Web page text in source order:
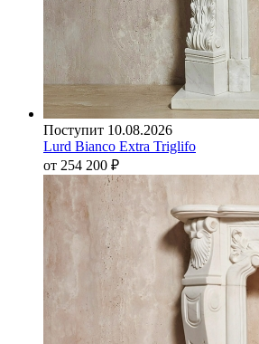
Поступит 10.08.2026
Lurd Bianco Extra Triglifo
от 254 200 ₽